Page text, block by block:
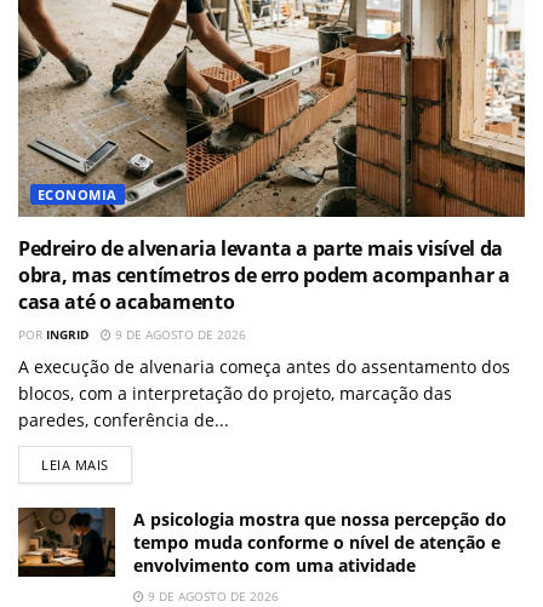
ECONOMIA
Pedreiro de alvenaria levanta a parte mais visível da
obra, mas centímetros de erro podem acompanhar a
casa até o acabamento
POR INGRID 9 DE AGOSTO DE 2026
A execução de alvenaria começa antes do assentamento dos
blocos, com a interpretação do projeto, marcação das
paredes, conferência de...
LEIA MAIS
A psicologia mostra que nossa percepção do
tempo muda conforme o nível de atenção e
envolvimento com uma atividade
9 DE AGOSTO DE 2026